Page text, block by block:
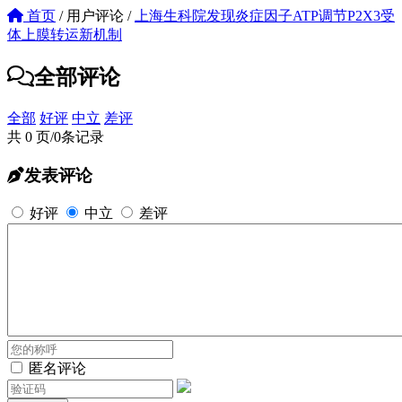
首页 /用户评论 /
上海生科院发现炎症因子ATP调节P2X3受
体上膜转运新机制
全部评论
全部 好评 中立 差评
共 0 页/0条记录
发表评论
好评 中立 差评
匿名评论